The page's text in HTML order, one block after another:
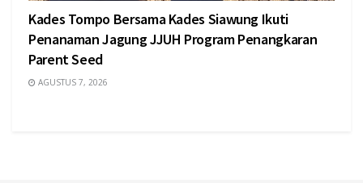
Kades Tompo Bersama Kades Siawung Ikuti
Penanaman Jagung JJUH Program Penangkaran
Parent Seed
AGUSTUS 7, 2026